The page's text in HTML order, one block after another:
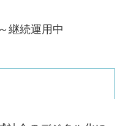
継続運用中